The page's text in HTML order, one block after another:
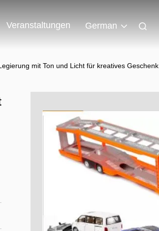
Veranstaltungen German
mit Ton und Licht für kreatives Geschenk